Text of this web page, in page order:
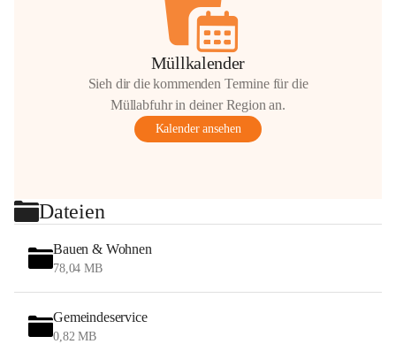
Müllkalender
Sieh dir die kommenden Termine für die
Müllabfuhr in deiner Region an.
Kalender ansehen
Dateien
Bauen & Wohnen
78,04 MB
Gemeindeservice
0,82 MB